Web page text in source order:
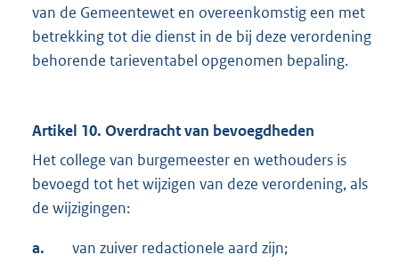
van de Gemeentewet en overeenkomstig een met
betrekking tot die dienst in de bij deze verordening
behorende tarie­ventabel opgenomen bepaling.
Artikel 10. Overdracht van bevoegdheden
Het college van burgemeester en wethouders is
bevoegd tot het wijzigen van deze verordening, als
de wijzigingen:
a. van zuiver redactionele aard zijn;